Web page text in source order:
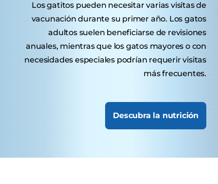
Los gatitos pueden necesitar varias visitas de
vacunación durante su primer año. Los gatos
adultos suelen beneficiarse de revisiones
anuales, mientras que los gatos mayores o con
necesidades especiales podrían requerir visitas
más frecuentes.
Descubra la nutrición